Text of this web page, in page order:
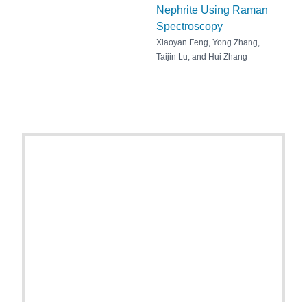
Nephrite Using Raman
Spectroscopy
Xiaoyan Feng, Yong Zhang,
Taijin Lu, and Hui Zhang